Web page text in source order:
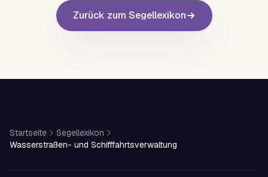
Zurück zum Segellexikon
Startseite
Segellexikon
Wasserstraßen- und Schifffahrtsverwaltung